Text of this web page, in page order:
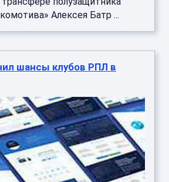
Алексея Батр ...
шансы клубов РПЛ в